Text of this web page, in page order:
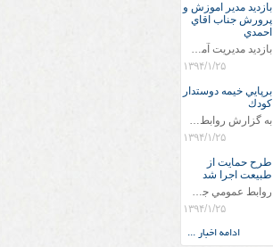
بازديد مدير اموزش و
پرورش جناب اقاي
احمدي
بازديد مديريت آموزش و پروش جناب اقاي احمدي به همراه اعضاي ستاد اسكان آموزش و پروش شهرستان سرخس در ساعت 11:30 در مورخه 11/1/1394 صورت گرفت و مسئولین با حضور در پست مسافرين نوروزی كه جمعیت هلال احمر شهرستان از نزدیک در جریان روند اجرای طرح های قرار گرفتند .
۱۳۹۴/۱/۲۵
برپايي خيمه دوستدار
كودك
به گزارش روابط عمومي جمعيت هلال احمر شهرستان سرخس علاوه بر اجرای خدمات امدادی، راهنمایی های گردشگری و موقعیت های جغرافیایی و برپایی چادرهای سلامت به منظور سنجش رایگان فشار و قندخون مسافران، ، خيمه هايي.با عنوان دوستدار کودک تجهیزشده که دراین فضا کودکان مراجعه کننده از طریق نقاشی و سایر هنرهای تجسمی با مفاهیم جمعیت هلال احمر و اصول هفتگانه آن آشنا می شوند. به دليل حضور چشم گير كودكان و خانواده ها سعی شده در قالب های متناسب با سنین کودکان مراجعه کنند
۱۳۹۴/۱/۲۵
طرح حمايت از
طبيعت اجرا شد
روابط عمومي جمعيت هلال احمر سرخس جمعيت هلال احمر سرخس در روز طبيعت جوانان جمعيت هلال احمر سرخس در راستاي حفاظت و حمايت از محيط زيست با انگيزه داشتن طبيعت زيبا و بدون زباله و جهت فرهنگ سازي طرح حمايت از طبيعت را اجرا نمودند. اين طرح با رويكرد حمايتي و اموزشي در خصوص اشتي باطبيعت اجرا شد و در اين طرح 700 عدد كيسه زباله وبروشور در خروجي هاي شهر بين همشهريان و مسافرين نوروزي توزيع گرديد و در راه بازگشت كيسه هاي زباله توسط همشهريان به مامورين محترم شهرداري مستقر در ورودي شهر
۱۳۹۴/۱/۲۵
ادامه اخبار ...